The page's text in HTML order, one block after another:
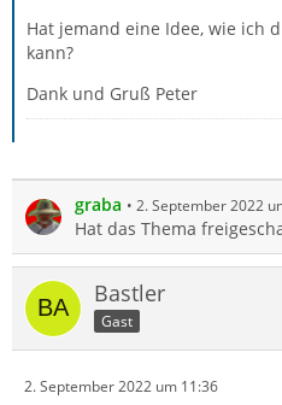
Hat jemand eine Idee, wie ich
kann?
Dank und Gruß Peter
graba 2. September 2022
Hat das Thema
Bastler
Gast
2. September 2022 um 11:36